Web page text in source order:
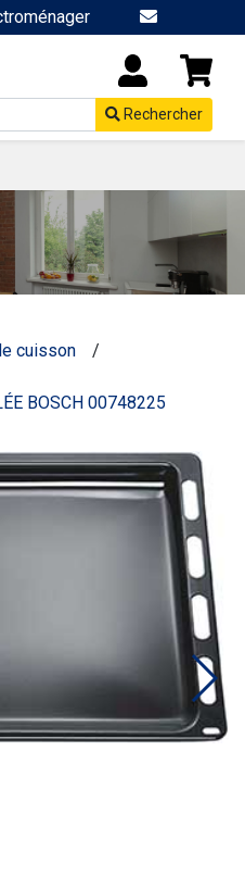
Rechercher
cuisson
/
BOSCH 00748225